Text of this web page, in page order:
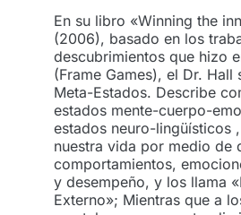
En su libro «Winning the
(2006), basado en los
descubrimientos que hizo
(Frame Games), el Dr.
Meta-Estados. Describe
estados mente-cuerpo-
estados neuro-lingüísticos
nuestra vida por medio de
comportamientos,
y desempeño, y los llama
Externo»; Mientras que a